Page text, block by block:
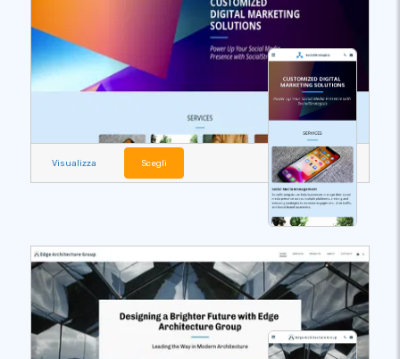
Visualizza Scegli